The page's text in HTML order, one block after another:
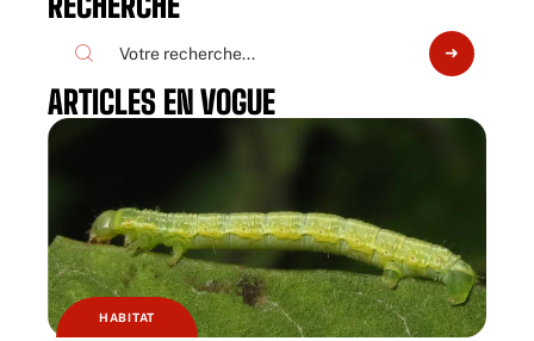
ARTICLES EN VOGUE
HABITAT